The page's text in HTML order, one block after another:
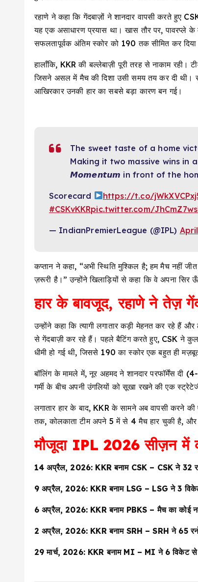
रहाणे ने कहा कि गेंदबाज़ों ने शानदार वापसी करते हुए
यह एक असाधारण प्रयास था। खास तौर पर, पावरप्ले
सफलतापूर्वक अंतिम स्कोर को 190 तक सीमित कर
हालाँकि, KKR की बल्लेबाज़ी पूरी तरह से नाकाम रही।
जिसने असल में मैच की दिशा उसी समय तय कर दी थी।
आखिरकार उनकी हार का सबसे बड़ा कारण बन गई।
The sweet taste of a home
Making it two massive wins in
𝙈𝙤𝙢𝙚𝙣𝙩𝙪𝙢 in front of the
Scorecard https://t.co/
#CSKvKKRpic.twitter.com/
— IndianPremierLeague (@IPL)
कप्तान ने कहा, “अभी स्थिति मुश्किल है; हम मैच नहीं
ज़रूरी है।” उन्होंने खिलाड़ियों से कहा कि वे अपना
हार के बावजूद, रहाणे ने तेज़
उन्होंने कहा कि त्यागी लगातार कड़ी मेहनत कर रहे हैं
से गेंदबाज़ी कर रहे हैं। पहले बैटिंग करते हुए, CSK ने
धीमी हो गई थी, जिससे 190 का स्कोर एक बहुत ही
बॉलिंग के मामले में, नूर अहमद ने शानदार परफॉर्मेंस
गर्मी के बीच अपनी उंगलियों को सूखा रखने की एक
लगातार हार के बाद, KKR के सामने अब वापसी करने
तक, कोलकाता टीम अपने 5 में से 4 मैच हार चुकी है, और
मौजूदा IPL 2026 सीज़न में
14 अप्रैल, 2026: KKR बनाम CSK – CSK ने 32
9 अप्रैल, 2026: KKR बनाम LSG – LSG ने 3 विकेट
6 अप्रैल, 2026: KKR बनाम PBKS – मैच का कोई
2 अप्रैल, 2026: KKR बनाम SRH – SRH ने 65
29 मार्च, 2026: KKR बनाम MI – MI ने 6 विकेट से